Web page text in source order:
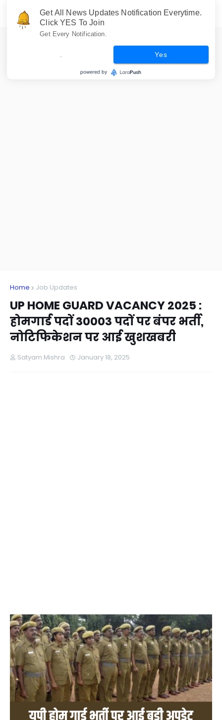
Home Job Updates
UP HOME GUARD VACANCY 2025 :
होमगार्ड पदों 30003 पदों पर बंपर भर्ती,
नोटिफिकेशन पर आई खुशखबरी
Satyam Mishra January 18, 2025
Get All News Updates Notification Everytime.
Click YES To Join
Get Every Notification.
Yes